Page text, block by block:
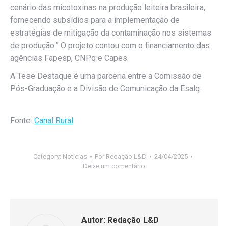
cenário das micotoxinas na produção leiteira brasileira,
fornecendo subsídios para a implementação de
estratégias de mitigação da contaminação nos sistemas
de produção.” O projeto contou com o financiamento das
agências Fapesp, CNPq e Capes.
A Tese Destaque é uma parceria entre a Comissão de
Pós-Graduação e a Divisão de Comunicação da Esalq.
Fonte: Canal Rural
Category: Notícias Por Redação L&D
24/04/2025
Deixe um comentário
Autor: Redação L&D